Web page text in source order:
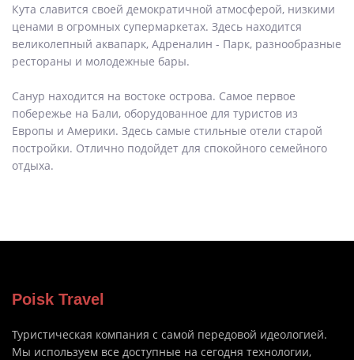
Кута славится своей демократичной атмосферой, низкими
ценами в огромных супермаркетах. Здесь находится
великолепный аквапарк, Адреналин - Парк, разнообразные
рестораны и молодежные бары.
Санур находится на востоке острова. Самое первое
побережье на Бали, оборудованное для туристов из
Европы и Америки. Здесь самые стильные отели старой
постройки. Отлично подойдет для спокойного семейного
отдыха.
Poisk Travel
Туристическая компания с самой передовой идеологией.
Мы используем все доступные на сегодня технологии,